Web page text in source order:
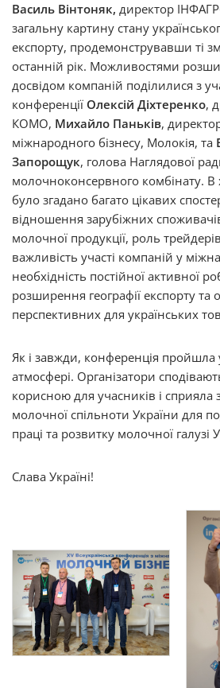
Василь Вінтоняк, директор
загальну картину стану
експорту, продемонструвавши ті
останній рік. Можливостями
досвідом компаній поділилися з
конференції Олексій Діхтеренко,
КОМО, Михайло Паньків,
міжнародного бізнесу, Молокія, та
Запорощук, голова Наглядової
молочноконсервного комбінату. В
було згадано багато цікавих
відношення зарубіжних
молочної продукції, роль
важливість участі компаній у
необхідність постійної активної
розширення географії експорту та
перспективних для українських
Як і завжди, конференція пройшла
атмосфері. Організатори
корисною для учасників і сприяла
молочної спільноти України для
праці та розвитку молочної галузі
Слава Україні!